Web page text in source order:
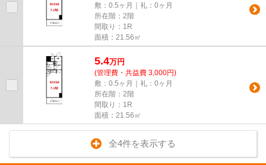
敷：0.5ヶ月｜礼：0ヶ月
所在階：2階
間取り：1R
面積：21.56㎡
5.4万円
(管理費・共益費 3,000円)
敷：0.5ヶ月｜礼：0ヶ月
所在階：2階
間取り：1R
面積：21.56㎡
全4件を表示する